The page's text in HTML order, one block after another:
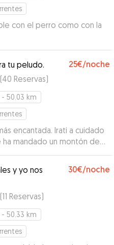
con el perro como con la
tu peludo. 25€/noche
(40 Reservas)
- 50.03 km
encantada. Irati a cuidado
ha mandado un montón de
mí tranquilidad. En dos
quedar con ella
”
y yo nos
30€/noche
(11 Reservas)
- 50.33 km